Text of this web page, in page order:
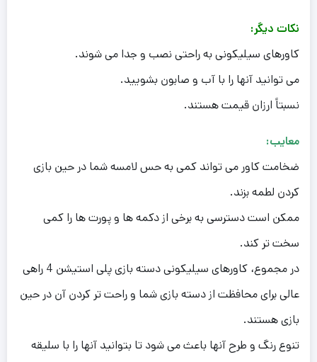
نکات دیگر:
کاورهای سیلیکونی به راحتی نصب و جدا می شوند.
می توانید آنها را با آب و صابون بشویید.
نسبتاً ارزان قیمت هستند.
معایب:
ضخامت کاور می تواند کمی به حس لامسه شما در حین بازی
کردن لطمه بزند.
ممکن است دسترسی به برخی از دکمه ها و پورت ها را کمی
سخت تر کند.
در مجموع، کاورهای سیلیکونی دسته بازی پلی استیشن 4 راهی
عالی برای محافظت از دسته بازی شما و راحت تر کردن آن در حین
بازی هستند.
تنوع رنگ و طرح آنها باعث می شود تا بتوانید آنها را با سلیقه